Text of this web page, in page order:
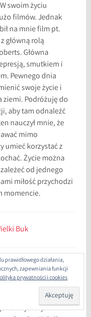
swoim życiu
filmów. Jednak
na mnie film pt.
główną rolą
Główna
smutkiem i
Pewnego dnia
swoje życie i
ziemi. Podróżuję do
aby tam odnaleźć
nauczył mnie, że
mimo
umieć korzystać z
Życie można
od jednego
miłość przychodzi
momencie.
Buk
ODPOWIEDZ
za istotne w
Jednak, poza
wybitnych
prawidłowego działania,
zapewniania funkcji
prywatności i cookies